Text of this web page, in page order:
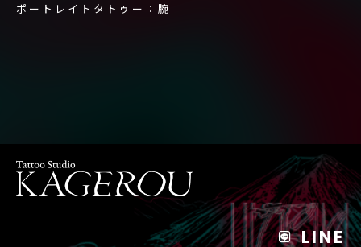
ポートレイトタトゥー：腕
LINE